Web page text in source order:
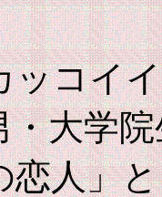
ッコイ
・大学
恋人」